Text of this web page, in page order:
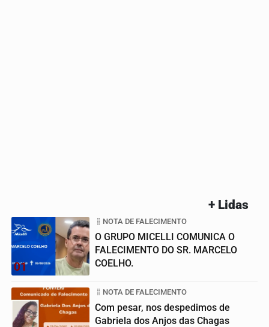
+ Lidas
01
NOTA DE FALECIMENTO
O GRUPO MICELLI COMUNICA O
FALECIMENTO DO SR. MARCELO
COELHO.
NOTA DE FALECIMENTO
Com pesar, nos despedimos de
Gabriela dos Anjos das Chagas